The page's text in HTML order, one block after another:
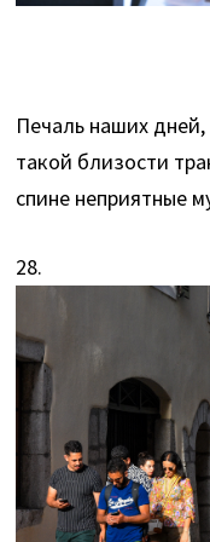
Печаль наших
такой близости
спине неприятные
28.